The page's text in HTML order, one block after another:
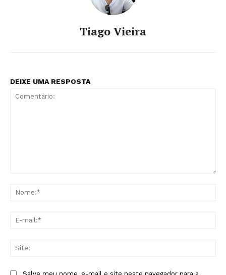
Tiago Vieira
DEIXE UMA RESPOSTA